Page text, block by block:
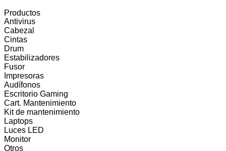
Productos
Antivirus
Cabezal
Cintas
Drum
Estabilizadores
Fusor
Impresoras
Audífonos
Escritorio Gaming
Cart. Mantenimiento
Kit de mantenimiento
Laptops
Luces LED
Monitor
Otros